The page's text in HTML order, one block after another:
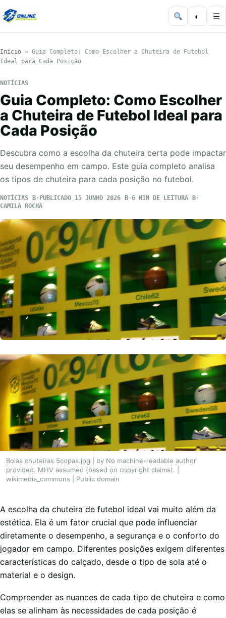
◐ ☰
Início » Guia Completo: Como Escolher a Chuteira de Futebol
Ideal para Cada Posição
NOTÍCIAS
Guia Completo: Como Escolher
a Chuteira de Futebol Ideal para
Cada Posição
Descubra como a escolha da chuteira certa pode impactar
seu desempenho em campo. Este guia completo analisa
os tipos de chuteira para cada posição no futebol.
NOTÍCIAS PUBLICADO 15 JUNHO 2026
6 MIN DE LEITURA
CAMILA ROCHA
Bolas chuteiras 5copas.jpg | by No machine-readable author
provided. MHV assumed (based on copyright claims). |
wikimedia_commons | Public domain
A escolha da chuteira de futebol ideal vai muito além da
estética. Ela é um fator crucial que pode influenciar
diretamente o desempenho, a segurança e o conforto do
jogador em campo. Diferentes posições exigem diferentes
características do calçado, desde o tipo de sola até o
material e o design.
Compreender as nuances de cada tipo de chuteira e como
elas se alinham às necessidades de cada posição é